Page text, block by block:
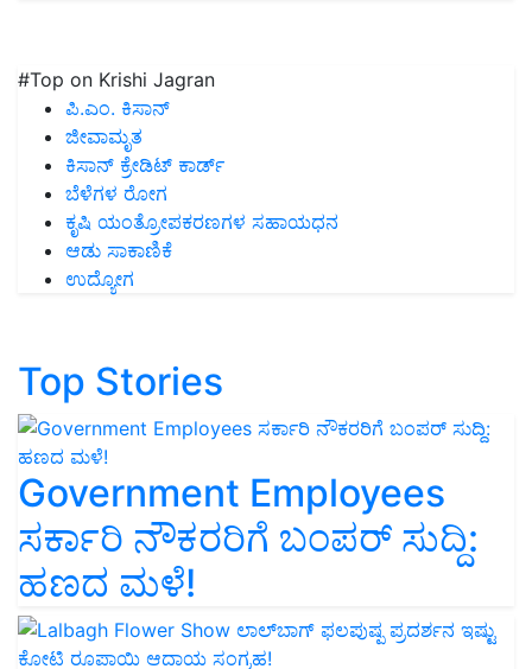
#Top on Krishi Jagran
ಪಿ.ಎಂ. ಕಿಸಾನ್
ಜೀವಾಮೃತ
ಕಿಸಾನ್ ಕ್ರೇಡಿಟ್ ಕಾರ್ಡ್
ಬೆಳೆಗಳ ರೋಗ
ಕೃಷಿ ಯಂತ್ರೋಪಕರಣಗಳ ಸಹಾಯಧನ
ಆಡು ಸಾಕಾಣಿಕೆ
ಉದ್ಯೋಗ
Top Stories
Government Employees
ಸರ್ಕಾರಿ ನೌಕರರಿಗೆ ಬಂಪರ್‌ ಸುದ್ದಿ:
ಹಣದ ಮಳೆ!